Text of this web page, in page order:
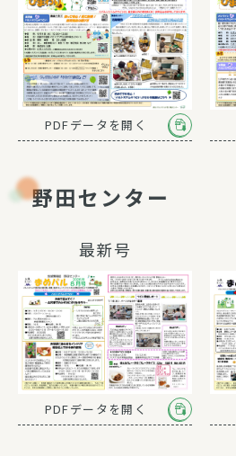
PDFデータを開く
野田センター
最新号
PDFデータを開く